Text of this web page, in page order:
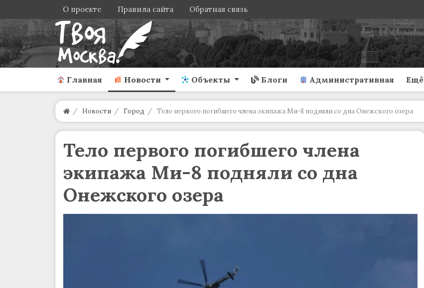
О проекте Правила сайта Обратная связь
Главная Новости Объекты Блоги Административная Ещё
Новости Город Тело первого погибшего члена экипажа Ми-8 подняли со дна Онежского озера
Тело первого погибшего члена
экипажа Ми-8 подняли со дна
Онежского озера